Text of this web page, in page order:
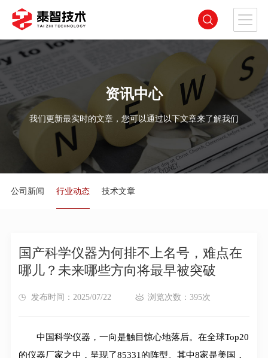
资讯中心
我们更新最实时的文章，您可以通过以下文章来了解我们
公司新闻 行业动态 技术文章
国产科学仪器为何排不上名号，难点在
哪儿？未来哪些方向将最早被突破
发布时间：2025/07/22 浏览次数：395次
中国科学仪器，一向是触目惊心地落后。在全球Top20
的仪器厂家之中，呈现了85331的阵型。其中8家是美国，